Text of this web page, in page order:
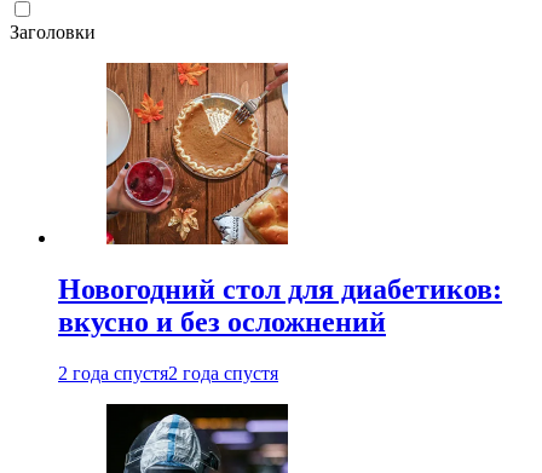
Заголовки
Новогодний стол для диабетиков:
вкусно и без осложнений
2 года спустя2 года спустя